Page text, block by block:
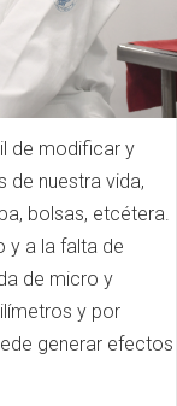
de modificar y
de nuestra vida,
bolsas, etcétera.
y a la falta de
de micro y
y por
generar efectos